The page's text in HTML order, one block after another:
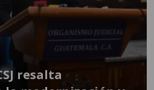
resalta